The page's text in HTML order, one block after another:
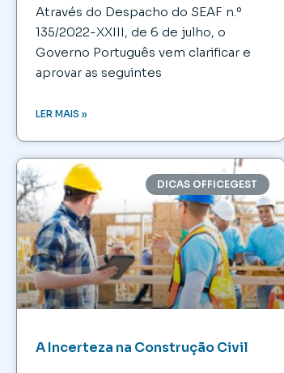
Através do Despacho do SEAF n.º
135/2022-XXIII, de 6 de julho, o
Governo Português vem clarificar e
aprovar as seguintes
LER MAIS »
DICAS OFFICEGEST
A Incerteza na Construção Civil